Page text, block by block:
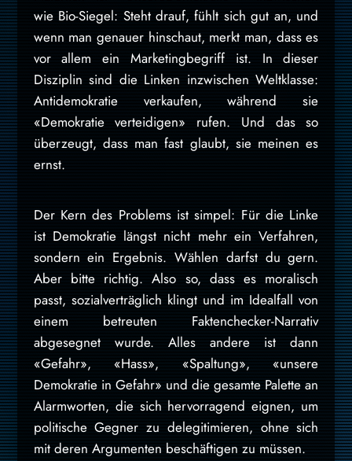
wie Bio-Siegel: Steht drauf, fühlt sich gut an, und
wenn man genauer hinschaut, merkt man, dass es
vor allem ein Marketingbegriff ist. In dieser
Disziplin sind die Linken inzwischen Weltklasse:
Antidemokratie verkaufen, während sie
«Demokratie verteidigen» rufen. Und das so
überzeugt, dass man fast glaubt, sie meinen es
ernst.
Der Kern des Problems ist simpel: Für die Linke
ist Demokratie längst nicht mehr ein Verfahren,
sondern ein Ergebnis. Wählen darfst du gern.
Aber bitte richtig. Also so, dass es moralisch
passt, sozialverträglich klingt und im Idealfall von
einem betreuten Faktenchecker-Narrativ
abgesegnet wurde. Alles andere ist dann
«Gefahr», «Hass», «Spaltung», «unsere
Demokratie in Gefahr» und die gesamte Palette an
Alarmworten, die sich hervorragend eignen, um
politische Gegner zu delegitimieren, ohne sich
mit deren Argumenten beschäftigen zu müssen.